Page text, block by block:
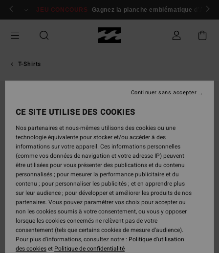
Passer
Se connecter / s'inscrire
JEU CONCOURS Gagnez la planche emblématique d'Andy
T-Shirts
CE SITE UTILISE DES COOKIES
Nos partenaires et nous-mêmes utilisons des cookies ou une
technologie équivalente pour stocker et/ou accéder à des
informations sur votre appareil. Ces informations personnelles
(comme vos données de navigation et votre adresse IP) peuvent
être utilisées pour vous présenter des publications et du contenu
personnalisés ; pour mesurer la performance publicitaire et du
contenu ; pour personnaliser les publicités ; et en apprendre plus
sur leur audience ; pour développer et améliorer les produits de nos
partenaires. Vous pouvez paramétrer vos choix pour accepter ou
non les cookies soumis à votre consentement, ou vous y opposer
lorsque les cookies concernés ne relèvent pas de votre
consentement (tels que certains cookies de mesure d’audience).
Pour plus d'informations, consultez notre : Politique d'utilisation
des cookieset Politique de confidentialité
Continuer sans accepter